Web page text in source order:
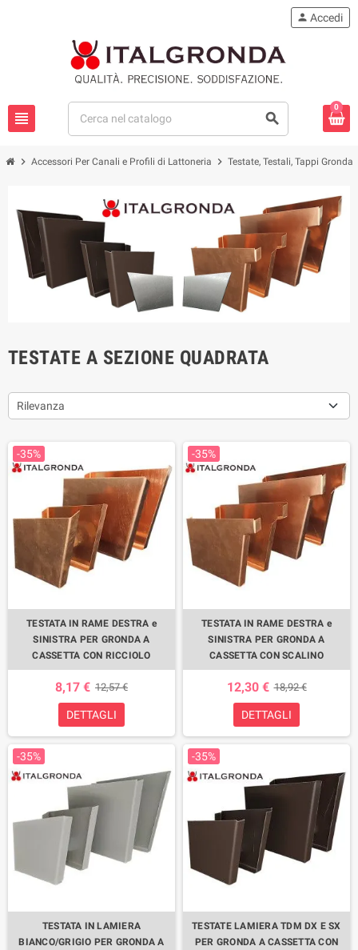
view_headline search
person Accedi
0
chevron_right Accessori Per Canali e Profili di Lattoneria chevron_right Testate, Testali, Tappi Gronda
TESTATE A SEZIONE QUADRATA
Rilevanza
-35%
TESTATA IN RAME DESTRA e
SINISTRA PER GRONDA A
CASSETTA CON RICCIOLO
8,17 € 12,57 €
DETTAGLI
-35%
TESTATA IN RAME DESTRA e
SINISTRA PER GRONDA A
CASSETTA CON SCALINO
12,30 € 18,92 €
DETTAGLI
-35%
TESTATA IN LAMIERA
BIANCO/GRIGIO PER GRONDA A
-35%
TESTATE LAMIERA TDM DX E SX
PER GRONDA A CASSETTA CON